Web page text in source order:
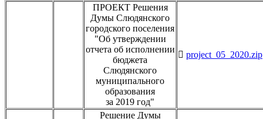
ПРОЕКТ Решения
Думы Слюдянского
городского поселения
"Об утверждении
отчета об исполнении
бюджета
Слюдянского
муниципального
образования
за 2019 год"
project_05_2020.zip
Решение Думы